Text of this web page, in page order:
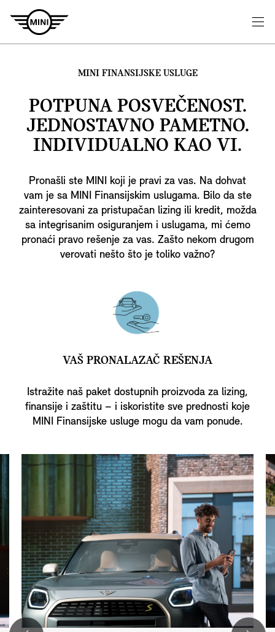
MINI FINANSIJSKE USLUGE
POTPUNA POSVEČENOST.
JEDNOSTAVNO PAMETNO.
INDIVIDUALNO KAO VI.
Pronašli ste MINI koji je pravi za vas. Na dohvat
vam je sa MINI Finansijskim uslugama. Bilo da ste
zainteresovani za pristupačan lizing ili kredit, možda
sa integrisanim osiguranjem i uslugama, mi ćemo
pronaći pravo rešenje za vas. Zašto nekom drugom
verovati nešto što je toliko važno?
VAŠ PRONALAZAČ REŠENJA
Istražite naš paket dostupnih proizvoda za lizing,
finansije i zaštitu – i iskoristite sve prednosti koje
MINI Finansijske usluge mogu da vam ponude.